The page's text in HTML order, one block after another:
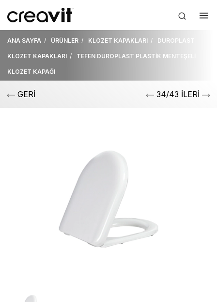
ANA SAYFA ÜRÜNLER KLOZET KAPAKLARI DUROPLAST
KLOZET KAPAKLARI TEFEN DUROPLAST PLASTİK MENTEŞELİ
KLOZET KAPAĞI
GERİ 34/43 İLERİ